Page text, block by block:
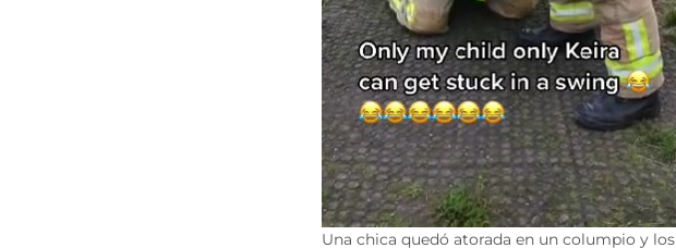
Una chica quedó atorada en un columpio y los